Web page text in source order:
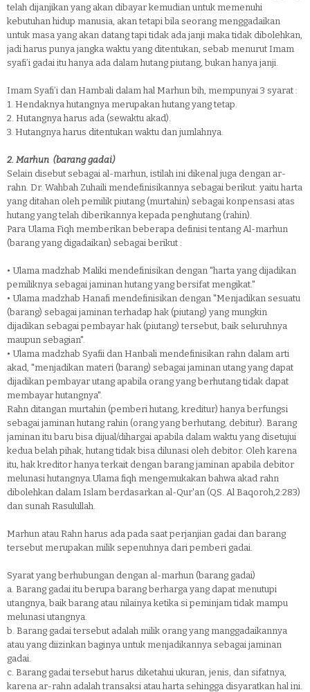
telah dijanjikan yang akan dibayar kemudian untuk memenuhi
kebutuhan hidup manusia, akan tetapi bila seorang menggadaikan
untuk masa yang akan datang tapi tidak ada janji maka tidak dibolehkan,
jadi harus punya jangka waktu yang ditentukan, sebab menurut Imam
syafi’i gadai itu hanya ada dalam hutang piutang, bukan hanya janji.
Imam Syafi’i dan Hambali dalam hal Marhun bih, mempunyai 3 syarat :
1. Hendaknya hutangnya merupakan hutang yang tetap.
2. Hutangnya harus ada (sewaktu akad).
3. Hutangnya harus ditentukan waktu dan jumlahnya.
2. Marhun (barang gadai)
Selain disebut sebagai al-marhun, istilah ini dikenal juga dengan ar-
rahn. Dr. Wahbah Zuhaili mendefinisikannya sebagai berikut: yaitu harta
yang ditahan oleh pemilik piutang (murtahin) sebagai konpensasi atas
hutang yang telah diberikannya kepada penghutang (rahin).
Para Ulama Fiqh memberikan beberapa definisi tentang Al-marhun
(barang yang digadaikan) sebagai berikut :
• Ulama madzhab Maliki mendefinisikan dengan "harta yang dijadikan
pemiliknya sebagai jaminan hutang yang bersifat mengikat."
• Ulama madzhab Hanafi mendefinisikan dengan "Menjadikan sesuatu
(barang) sebagai jaminan terhadap hak (piutang) yang mungkin
dijadikan sebagai pembayar hak (piutang) tersebut, baik seluruhnya
maupun sebagian".
• Ulama madzhab Syafii dan Hanbali mendefinisikan rahn dalam arti
akad, "menjadikan materi (barang) sebagai jaminan utang yang dapat
dijadikan pembayar utang apabila orang yang berhutang tidak dapat
membayar hutangnya".
Rahn ditangan murtahin (pemberi hutang, kreditur) hanya berfungsi
sebagai jaminan hutang rahin (orang yang berhutang, debitur). Barang
jaminan itu baru bisa dijual/dihargai apabila dalam waktu yang disetujui
kedua belah pihak, hutang tidak bisa dilunasi oleh debitor. Oleh karena
itu, hak kreditor hanya terkait dengan barang jaminan apabila debitor
melunasi hutangnya.Ulama fiqh mengemukakan bahwa akad rahn
dibolehkan dalam Islam berdasarkan al-Qur'an (QS. Al Baqoroh,2:283)
dan sunah Rasulullah.
Marhun atau Rahn harus ada pada saat perjanjian gadai dan barang
tersebut merupakan milik sepenuhnya dari pemberi gadai.
Syarat yang berhubungan dengan al-marhun (barang gadai)
a. Barang gadai itu berupa barang berharga yang dapat menutupi
utangnya, baik barang atau nilainya ketika si peminjam tidak mampu
melunasi utangnya.
b. Barang gadai tersebut adalah milik orang yang manggadaikannya
atau yang diizinkan baginya untuk menjadikannya sebagai jaminan
gadai.
c. Barang gadai tersebut harus diketahui ukuran, jenis, dan sifatnya,
karena ar-rahn adalah transaksi atau harta sehingga disyaratkan hal ini.